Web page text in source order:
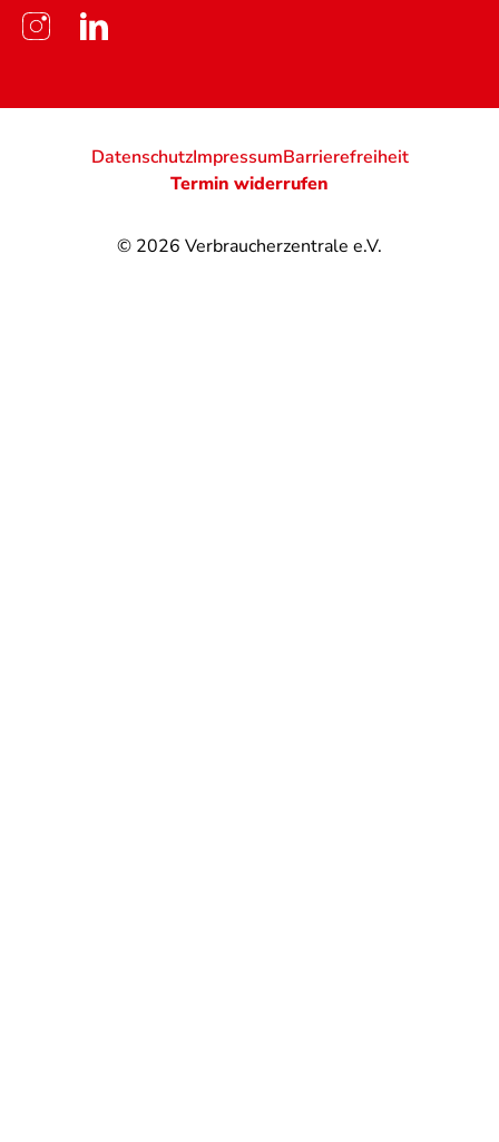
© 2026 Verbraucherzentrale e.V.
DatenschutzImpressumBarrierefreiheit
Termin widerrufen